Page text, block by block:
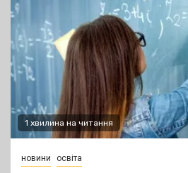
1 хвилина на читання
новини освіта